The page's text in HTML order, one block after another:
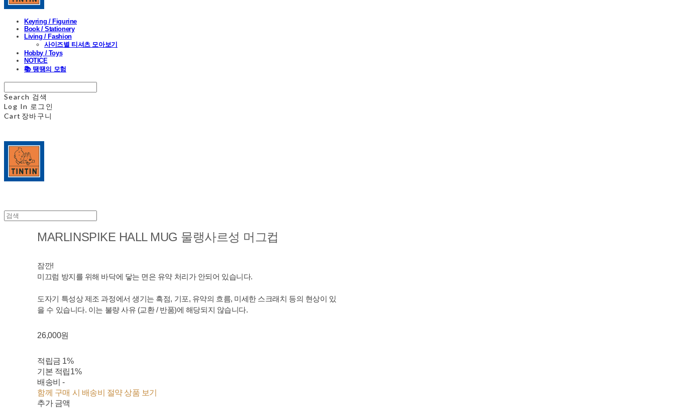
Keyring / Figurine
Book / Stationery
Living / Fashion
사이즈별 티셔츠 모아보기
Hobby / Toys
NOTICE
📚 땡땡의 모험
Search 검색
Log In 로그인
Cart 장바구니
MARLINSPIKE HALL MUG 물랭사르성 머그컵
잠깐!
미끄럼 방지를 위해 바닥에 닿는 면은 유약 처리가 안되어 있습니다.
도자기 특성상 제조 과정에서 생기는 흑점, 기포, 유약의 흐름, 미세한 스크래치 등의 현상이 있
을 수 있습니다. 이는 불량 사유 (교환 / 반품)에 해당되지 않습니다.
26,000원
적립금 1%
기본 적립1%
배송비-
함께 구매 시 배송비 절약 상품 보기
추가 금액